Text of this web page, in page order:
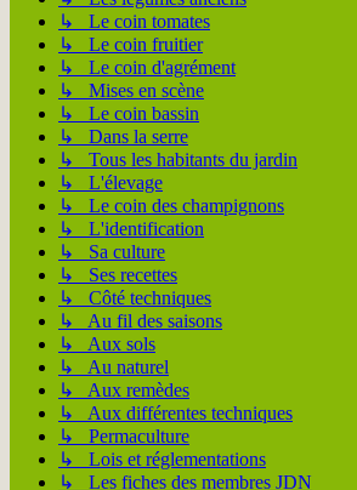
↳ Le coin tomates
↳ Le coin fruitier
↳ Le coin d'agrément
↳ Mises en scène
↳ Le coin bassin
↳ Dans la serre
↳ Tous les habitants du jardin
↳ L'élevage
↳ Le coin des champignons
↳ L'identification
↳ Sa culture
↳ Ses recettes
↳ Côté techniques
↳ Au fil des saisons
↳ Aux sols
↳ Au naturel
↳ Aux remèdes
↳ Aux différentes techniques
↳ Permaculture
↳ Lois et réglementations
↳ Les fiches des membres JDN